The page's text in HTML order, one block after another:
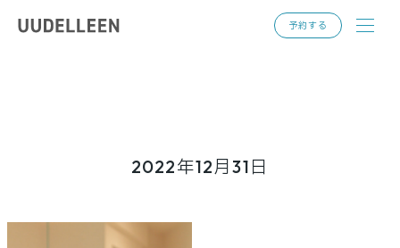
2022年12月31日
予約する